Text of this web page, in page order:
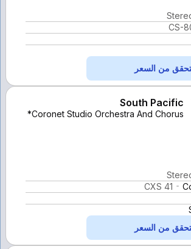
CS-
من السعر
South Pacific
Coronet Studio Orchestra And Chorus*
CXS 41
من السعر